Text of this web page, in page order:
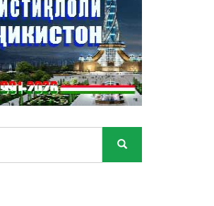
SEARCH